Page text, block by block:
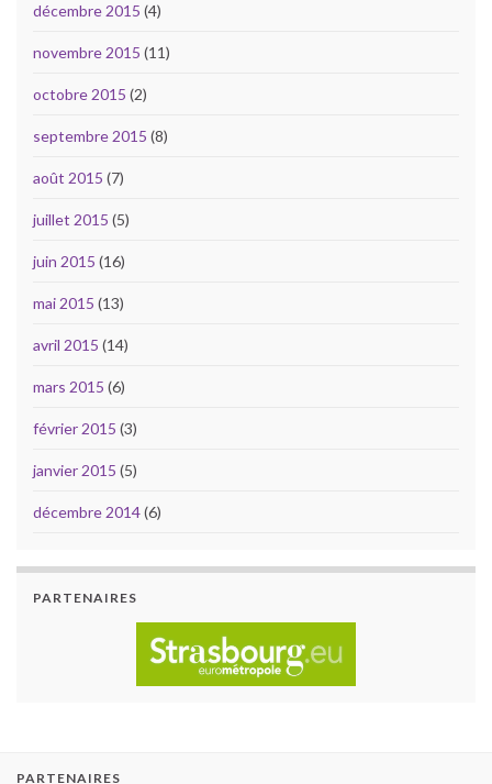
décembre 2015 (4)
novembre 2015 (11)
octobre 2015 (2)
septembre 2015 (8)
août 2015 (7)
juillet 2015 (5)
juin 2015 (16)
mai 2015 (13)
avril 2015 (14)
mars 2015 (6)
février 2015 (3)
janvier 2015 (5)
décembre 2014(6)
PARTENAIRES